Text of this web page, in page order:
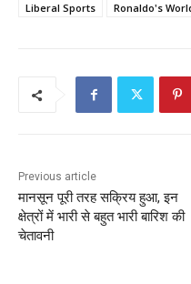
Liberal Sports
Ronaldo's
Previous article
मानसून पूरी तरह सक्रिय हुआ, इन
क्षेत्रों में भारी से बहुत भारी बारिश की
चेतावनी